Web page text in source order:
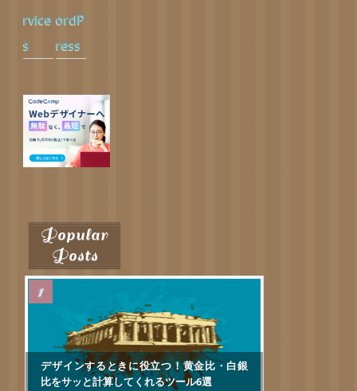
rvice
s
ordP
ress
Popular
Posts
デザインするときに役立つ！黄金比・白銀
比をサッと計算してくれるツール6選